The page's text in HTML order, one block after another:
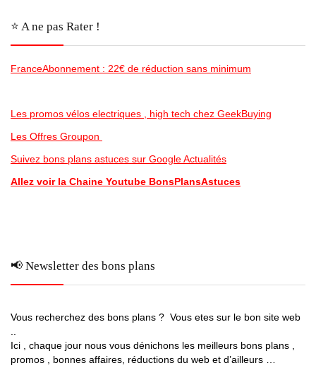
⭐️ A ne pas Rater !
FranceAbonnement : 22€ de réduction sans minimum
Les promos vélos electriques , high tech chez GeekBuying
Les Offres Groupon
Suivez bons plans astuces sur Google Actualités
Allez voir la Chaine Youtube BonsPlansAstuces
📢 Newsletter des bons plans
Vous recherchez des bons plans ? Vous etes sur le bon site web
Ici , chaque jour nous vous dénichons les meilleurs bons plans ,
promos , bonnes affaires, réductions du web et d’ailleurs …